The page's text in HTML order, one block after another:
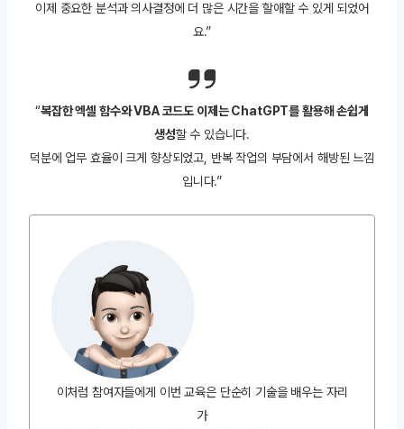
이제 중요한 분석과 의사결정에 더 많은 시간을 할애할 수 있게 되었어
요.”
“복잡한 엑셀 함수와 VBA 코드도 이제는 ChatGPT를 활용해 손쉽게
생성할 수 있습니다.
덕분에 업무 효율이 크게 향상되었고, 반복 작업의 부담에서 해방된 느낌
입니다.”
이처럼 참여자들에게 이번 교육은 단순히 기술을 배우는 자리
가